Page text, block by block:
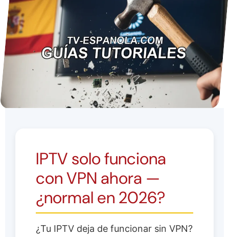
IPTV solo funciona
con VPN ahora —
¿normal en 2026?
¿Tu IPTV deja de funcionar sin VPN?